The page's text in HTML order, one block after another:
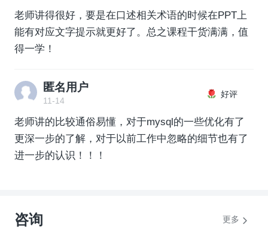
老师讲得很好，要是在口述相关术语的时候在PPT上
能有对应文字提示就更好了。总之课程干货满满，值
得一学！
匿名用户
11-14
好评
老师讲的比较通俗易懂，对于mysql的一些优化有了
更深一步的了解，对于以前工作中忽略的细节也有了
进一步的认识！！！
咨询 更多